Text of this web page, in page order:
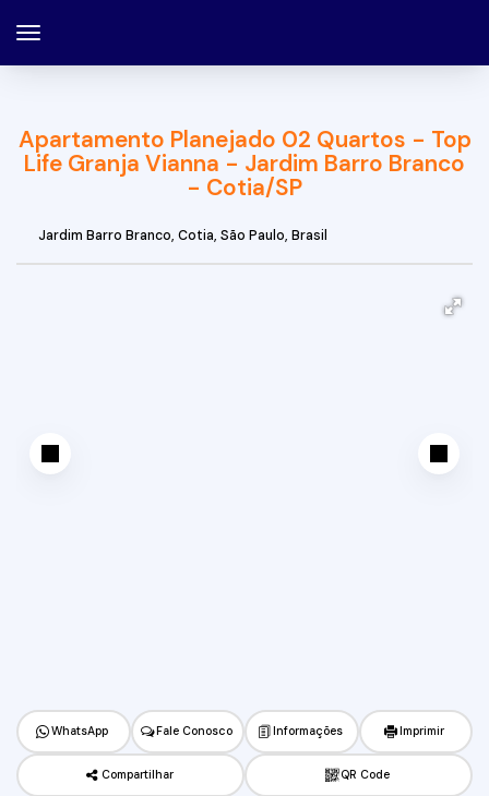
Apartamento Planejado 02 Quartos - Top
Life Granja Vianna - Jardim Barro Branco
- Cotia/SP
Jardim Barro Branco, Cotia, São Paulo, Brasil
WhatsApp Fale Conosco Informações Imprimir
Compartilhar QR Code